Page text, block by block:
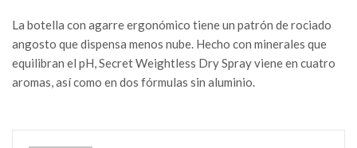
La botella con agarre ergonómico tiene un patrón de rociado
angosto que dispensa menos nube. Hecho con minerales que
equilibran el pH, Secret Weightless Dry Spray viene en cuatro
aromas, así como en dos fórmulas sin aluminio.